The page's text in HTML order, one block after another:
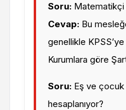
Soru: Matematikçi
Cevap: Bu
genellikle
Kurumlara göre
Soru: Eş ve çocuk
hesaplanıyor?